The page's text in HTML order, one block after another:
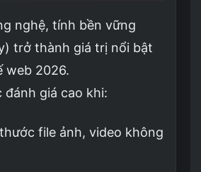
nghệ, tính bền vững
trở thành giá trị nổi bật
web 2026.
đánh giá cao khi:
file ảnh, video không